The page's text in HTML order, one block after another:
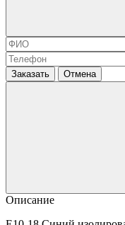
Заказать Отмена
Описание